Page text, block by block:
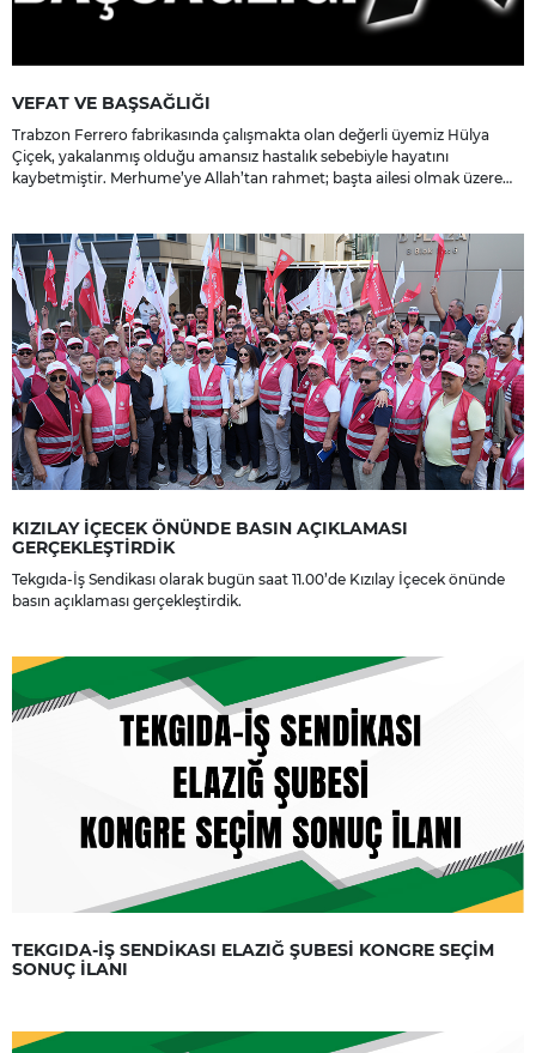
VEFAT VE BAŞSAĞLIĞI
Trabzon Ferrero fabrikasında çalışmakta olan değerli üyemiz Hülya
Çiçek, yakalanmış olduğu amansız hastalık sebebiyle hayatını
kaybetmiştir. Merhume’ye Allah’tan rahmet; başta ailesi olmak üzere
KIZILAY İÇECEK ÖNÜNDE BASIN AÇIKLAMASI
GERÇEKLEŞTİRDİK
Tekgıda-İş Sendikası olarak bugün saat 11.00’de Kızılay İçecek önünde
basın açıklaması gerçekleştirdik.
TEKGIDA-İŞ SENDİKASI ELAZIĞ ŞUBESİ KONGRE SEÇİM
SONUÇ İLANI